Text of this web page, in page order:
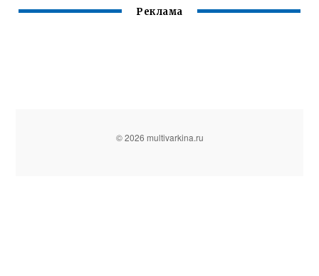
Реклама
© 2026 multivarkina.ru